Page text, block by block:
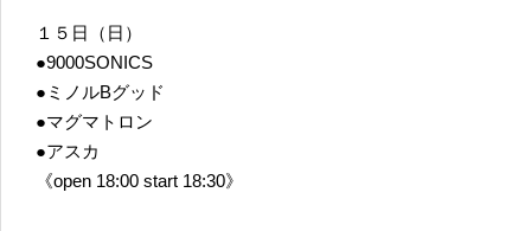
１５日（日）
●9000SONICS
●ミノルBグッド
●マグマトロン
●アスカ
《open 18:00 start 18:30》